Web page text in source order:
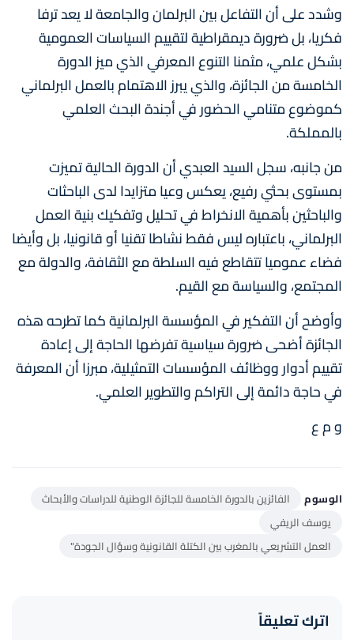
وشدد على أن التفاعل بين البرلمان والجامعة لا يعد ترفا
فكريا، بل ضرورة ديمقراطية لتقييم السياسات العمومية
بشكل علمي، مثمنا التنوع المعرفي الذي ميز الدورة
الخامسة من الجائزة، والذي يبرز الاهتمام بالعمل البرلماني
كموضوع متنامي الحضور في أجندة البحث العلمي
بالمملكة.
من جانبه، سجل السيد العبدي أن الدورة الحالية تميزت
بمستوى بحثي رفيع، يعكس وعيا متزايدا لدى الباحثات
والباحثين بأهمية الانخراط في تحليل وتفكيك بنية العمل
البرلماني، باعتباره ليس فقط نشاطا تقنيا أو قانونيا، بل وأيضا
فضاء عموميا تتقاطع فيه السلطة مع الثقافة، والدولة مع
المجتمع، والسياسة مع القيم.
وأوضح أن التفكير في المؤسسة البرلمانية كما تطرحه هذه
الجائزة أضحى ضرورة سياسية تفرضها الحاجة إلى إعادة
تقييم أدوار ووظائف المؤسسات التمثيلية، مبرزا أن المعرفة
في حاجة دائمة إلى التراكم والتطوير العلمي.
و م ع
الوسوم
الفائزين بالدورة الخامسة للجائزة الوطنية للدراسات والأبحاث
يوسف الريفي
العمل التشريعي بالمغرب بين الكتلة القانونية وسؤال الجودة"
اترك تعليقاً